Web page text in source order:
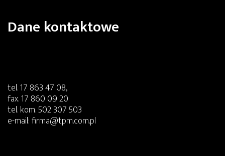
Dane kontaktowe
tel.17 863 47 08,
fax.17 860 09 20
tel. kom.502 307 503
e-mail:firma@tpm.com.pl